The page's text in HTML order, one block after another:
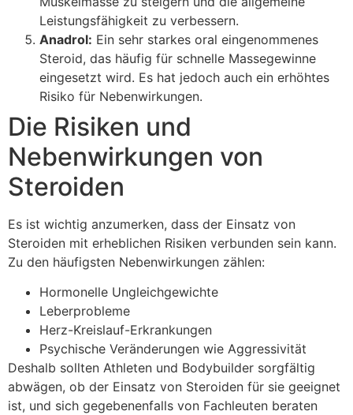
Leistungsfähigkeit zu verbessern.
Anadrol: Ein sehr starkes oral eingenommenes
Steroid, das häufig für schnelle Massegewinne
eingesetzt wird. Es hat jedoch auch ein erhöhtes
Risiko für Nebenwirkungen.
Die Risiken und
Nebenwirkungen von
Steroiden
Es ist wichtig anzumerken, dass der Einsatz von
Steroiden mit erheblichen Risiken verbunden sein kann.
Zu den häufigsten Nebenwirkungen zählen:
Hormonelle Ungleichgewichte
Leberprobleme
Herz-Kreislauf-Erkrankungen
Psychische Veränderungen wie Aggressivität
Deshalb sollten Athleten und Bodybuilder sorgfältig
abwägen, ob der Einsatz von Steroiden für sie geeignet
ist, und sich gegebenenfalls von Fachleuten beraten